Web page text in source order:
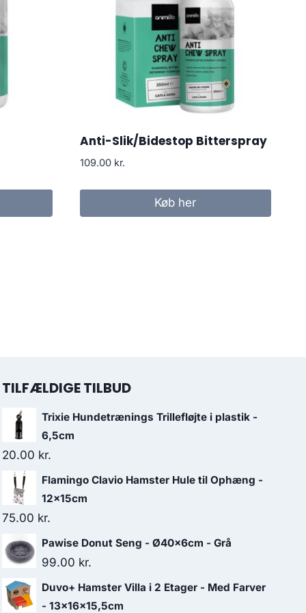
Anti-Slik/Bidestop Bitterspray
109.00 kr.
Køb her
TILFÆLDIGE TILBUD
Trixie Hundetrænings Trillefløjte i plastik -
6,5cm
20.00 kr.
Flamingo Clavio Hamster Hule til Ophæng -
12x15cm
75.00 kr.
Pawise Donut Seng - Ø40x6cm - Grå
99.00 kr.
Duvo+ Hamster Villa i 2 Etager - Med Farver
- 13x16x15,5cm